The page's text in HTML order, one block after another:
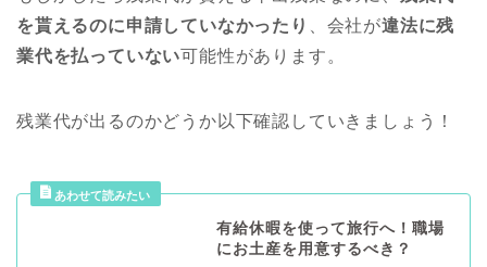
を貰えるのに申請していなかったり
、会社が違法に残
業代を払っていない可能性があります。
残業代が出るのかどうか以下確認していきましょう！
有給休暇を使って旅行へ！職場
にお土産を用意するべき？